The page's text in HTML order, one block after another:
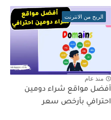
الربح من الانترنت
منذ عام
أفضل مواقع شراء دومين
احترافي بأرخص سعر